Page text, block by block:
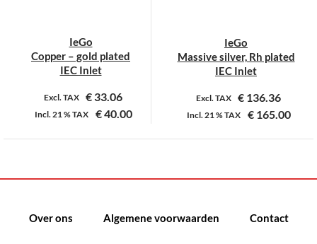
de
productpagina
IeGo
Copper – gold plated
IEC Inlet
Excl. TAX € 33.06
Incl.21 %TAX €40.00
IeGo
Massive silver, Rh plated
IEC Inlet
Excl. TAX € 136.36
Incl.21 %TAX €165.00
Over ons Algemene voorwaarden Contact